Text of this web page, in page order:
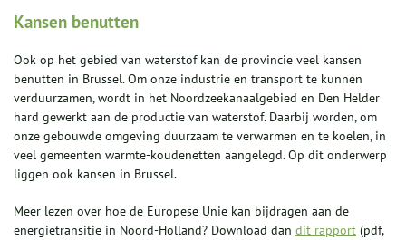
Kansen benutten
Ook op het gebied van waterstof kan de provincie veel kansen
benutten in Brussel. Om onze industrie en transport te kunnen
verduurzamen, wordt in het Noordzeekanaalgebied en Den Helder
hard gewerkt aan de productie van waterstof. Daarbij worden, om
onze gebouwde omgeving duurzaam te verwarmen en te koelen, in
veel gemeenten warmte-koudenetten aangelegd. Op dit onderwerp
liggen ook kansen in Brussel.
Meer lezen over hoe de Europese Unie kan bijdragen aan de
energietransitie in Noord-Holland? Download dan dit rapport (pdf,